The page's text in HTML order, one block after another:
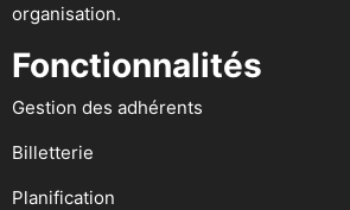
organisation.
Fonctionnalités
Gestion des adhérents
Billetterie
Planification